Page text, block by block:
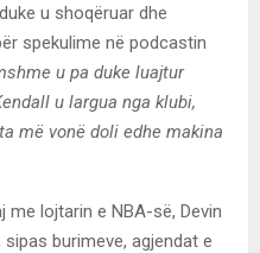
u shoqëruar dhe
spekulime në podcastin
u pa duke luajtur
u largua nga klubi,
më vonë doli edhe makina
me lojtarin e NBA-së, Devin
burimeve, agjendat e